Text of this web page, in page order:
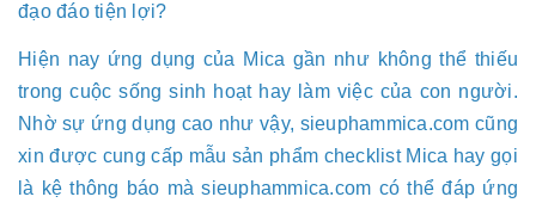
đạo đáo tiện lợi?
Hiện nay ứng dụng của Mica gần như không thể thiếu
trong cuộc sống sinh hoạt hay làm việc của con người.
Nhờ sự ứng dụng cao như vậy, sieuphammica.com cũng
xin được cung cấp mẫu sản phẩm checklist Mica hay gọi
là kệ thông báo mà sieuphammica.com có thể đáp ứng